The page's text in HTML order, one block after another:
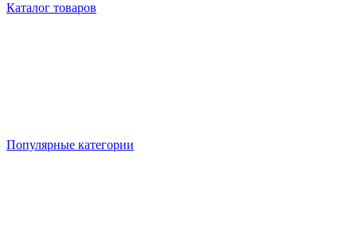
Каталог товаров
Популярные категории